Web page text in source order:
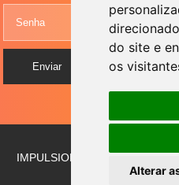
do site e
os
Alterar
Enviar Limpar
IMPULSIONANDO O
Desenvolvido por